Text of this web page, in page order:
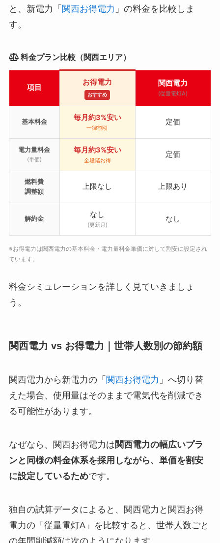
と、新電力「 関西お得電力 」の料金を比較しま
す。
料金プラン比較（関西エリア）
項目
お得電力
おすすめ
関西電力
(従量電灯A)
基本料金 毎月約3%安い
一律割引
定価
電力量料金
(単価)
毎月約3%安い
全段階お得
定価
燃料費
調整額
上限なし 上限あり
解約金 なし
(更新月)
なし
※お得電力は関西電力の基本料金・電力量料金単価に対して割安に設定され
ています。
料金シミュレーションを詳しく見ていきましょ
う。
関西電力 vs お得電力｜世帯人数別の節約額
関西電力から新電力の「 関西お得電力 」へ切り替
えた場合、使用量はそのままで電気代を削減でき
る可能性があります。
なぜなら、関西お得電力は関西電力の幅広いプラ
ンと同様の料金体系を採用しながら、単価を割安
に設定しているためです。
独自の試算データによると、関西電力と関西お得
電力の「従量電灯A」を比較すると、世帯人数ごと
の年間削減額は次のようになります。